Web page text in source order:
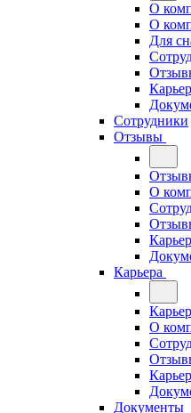
О
О
Для
Сотрудники
Отзывы
О
Карьера
О
Документы